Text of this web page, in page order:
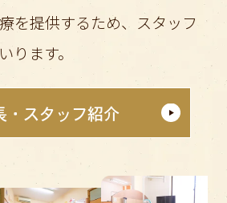
を提供するため、スタッフ
ります。
・スタッフ紹介